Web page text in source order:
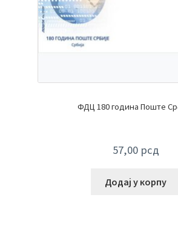
ФДЦ 180 година Поште
57,00 рсд
Додај у корпу